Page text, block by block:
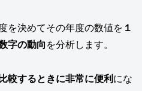
を決めてその年度の数値を １
字の動向 を分析します。
較するときに非常に便利 にな